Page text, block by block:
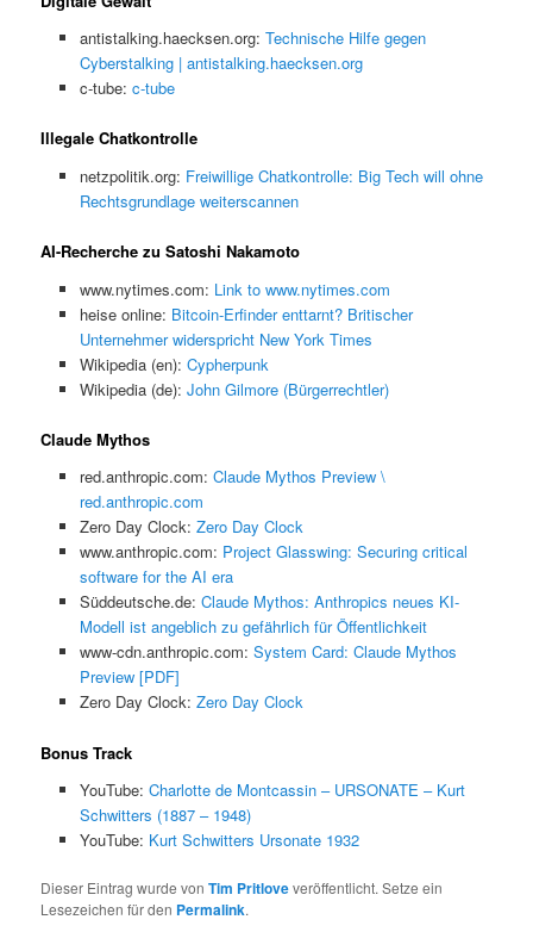
antistalking.haecksen.org: Technische Hilfe gegen
Cyberstalking | antistalking.haecksen.org
c-tube: c-tube
Illegale Chatkontrolle
netzpolitik.org: Freiwillige Chatkontrolle: Big Tech will ohne
Rechtsgrundlage weiterscannen
AI-Recherche zu Satoshi Nakamoto
www.nytimes.com: Link to www.nytimes.com
heise online: Bitcoin-Erfinder enttarnt? Britischer
Unternehmer widerspricht New York Times
Wikipedia (en): Cypherpunk
Wikipedia (de): John Gilmore (Bürgerrechtler)
Claude Mythos
red.anthropic.com: Claude Mythos Preview \
red.anthropic.com
Zero Day Clock: Zero Day Clock
www.anthropic.com: Project Glasswing: Securing critical
software for the AI era
Süddeutsche.de: Claude Mythos: Anthropics neues KI-
Modell ist angeblich zu gefährlich für Öffentlichkeit
www-cdn.anthropic.com: System Card: Claude Mythos
Preview [PDF]
Zero Day Clock: Zero Day Clock
Bonus Track
YouTube: Charlotte de Montcassin – URSONATE – Kurt
Schwitters (1887 – 1948)
YouTube: Kurt Schwitters Ursonate 1932
Dieser Eintrag wurde vonTim Pritloveveröffentlicht. Setze ein
Lesezeichen für den Permalink.